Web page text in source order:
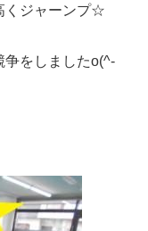
くジャーンプ☆
争をしましたo(^-